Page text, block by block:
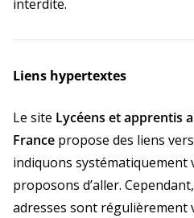
interdite.
Liens hypertextes
Le site Lycéens et apprentis
France propose des liens
indiquons systématiquement
proposons d’aller.
adresses sont régulièrement